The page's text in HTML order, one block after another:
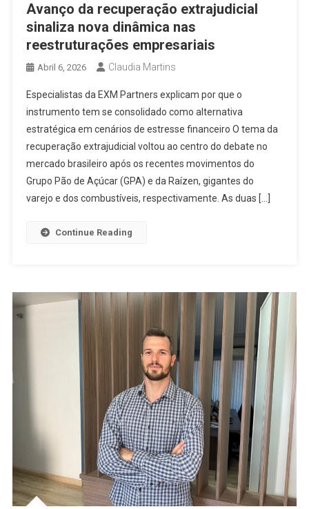
Avanço da recuperação extrajudicial
sinaliza nova dinâmica nas
reestruturações empresariais
Abril 6, 2026 Claudia Martins
Especialistas da EXM Partners explicam por que o
instrumento tem se consolidado como alternativa
estratégica em cenários de estresse financeiro O tema da
recuperação extrajudicial voltou ao centro do debate no
mercado brasileiro após os recentes movimentos do
Grupo Pão de Açúcar (GPA) e da Raízen, gigantes do
varejo e dos combustíveis, respectivamente. As duas […]
Continue Reading